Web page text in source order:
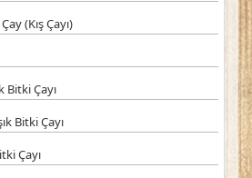
(Kış Çayı)
Bitki Çayı
Bitki Çayı
Çayı